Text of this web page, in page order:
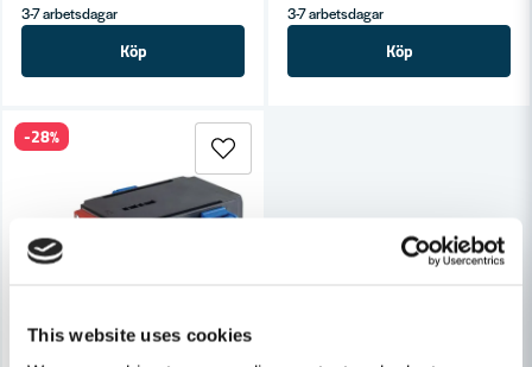
This website uses cookies
3-7 arbetsdagar
Köp
3-7 arbetsdagar
Köp
-28%